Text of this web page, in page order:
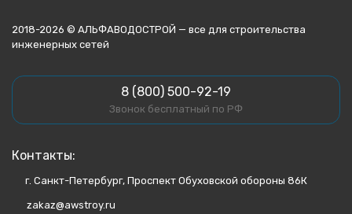
2018-2026 © АЛЬФАВОДОСТРОЙ — все для строительства
инженерных сетей
8 (800) 500-92-19
Звонок бесплатный по РФ
Контакты:
г. Санкт-Петербург, Проспект Обуховской обороны 86К
zakaz@awstroy.ru